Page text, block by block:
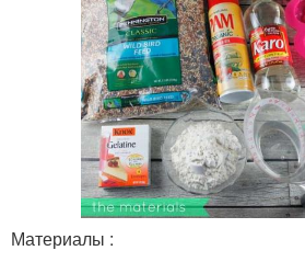
Материалы :